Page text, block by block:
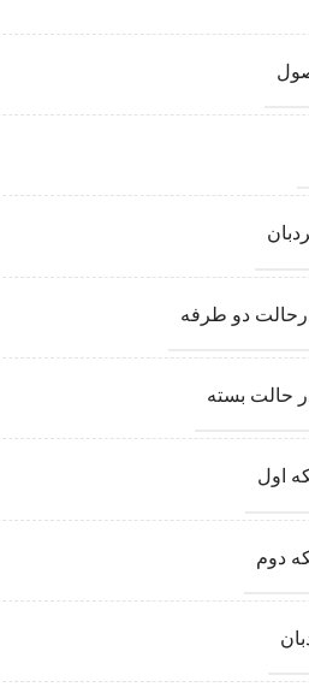
درحالت دو طرفه
حالت بسته
اول
دوم